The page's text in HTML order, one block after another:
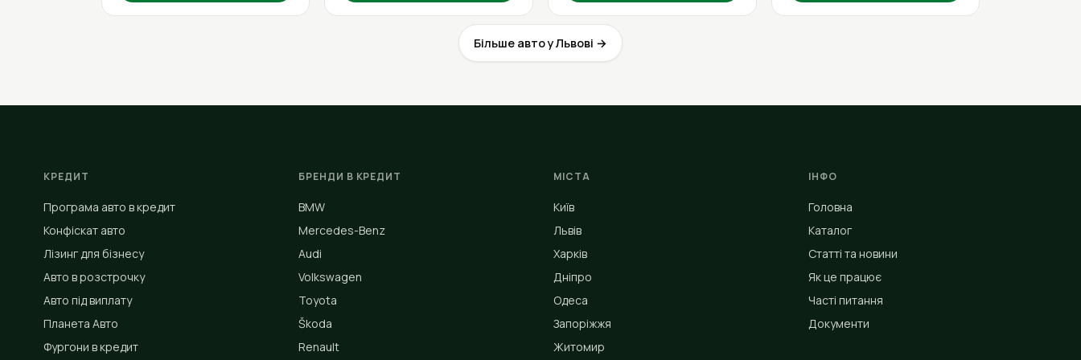
Більше авто у Львові →
КРЕДИТ
Програма авто в кредит
Конфіскат авто
Лізинг для бізнесу
Авто в розстрочку
Авто під виплату
Планета Авто
Фургони в кредит
БРЕНДИ В КРЕДИТ
BMW
Mercedes-Benz
Audi
Volkswagen
Toyota
Škoda
Renault
МІСТА
Київ
Львів
Харків
Дніпро
Одеса
Запоріжжя
Житомир
ІНФО
Головна
Каталог
Статті та новини
Як це працює
Часті питання
Документи